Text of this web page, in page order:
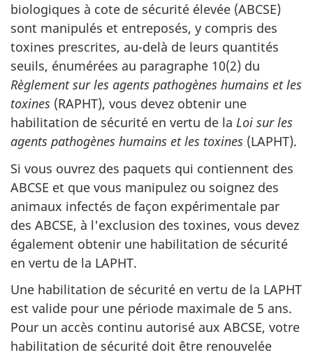
biologiques à cote de sécurité élevée (ABCSE)
sont manipulés et entreposés, y compris des
toxines prescrites, au-delà de leurs quantités
seuils, énumérées au paragraphe 10(2) du
Règlement sur les agents pathogènes humains et les
toxines (RAPHT), vous devez obtenir une
habilitation de sécurité en vertu de la Loi sur les
agents pathogènes humains et les toxines (LAPHT).
Si vous ouvrez des paquets qui contiennent des
ABCSE et que vous manipulez ou soignez des
animaux infectés de façon expérimentale par
des ABCSE, à l'exclusion des toxines, vous devez
également obtenir une habilitation de sécurité
en vertu de la LAPHT.
Une habilitation de sécurité en vertu de la LAPHT
est valide pour une période maximale de 5 ans.
Pour un accès continu autorisé aux ABCSE, votre
habilitation de sécurité doit être renouvelée